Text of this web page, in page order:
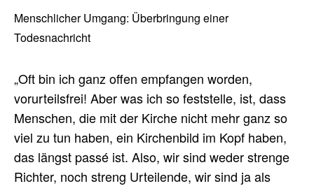
Mute/Unmute
Menschlicher Umgang: Überbringung einer
Todesnachricht
„Oft bin ich ganz offen empfangen worden,
vorurteilsfrei! Aber was ich so feststelle, ist, dass
Menschen, die mit der Kirche nicht mehr ganz so
viel zu tun haben, ein Kirchenbild im Kopf haben,
das längst passé ist. Also, wir sind weder strenge
Richter, noch streng Urteilende, wir sind ja als